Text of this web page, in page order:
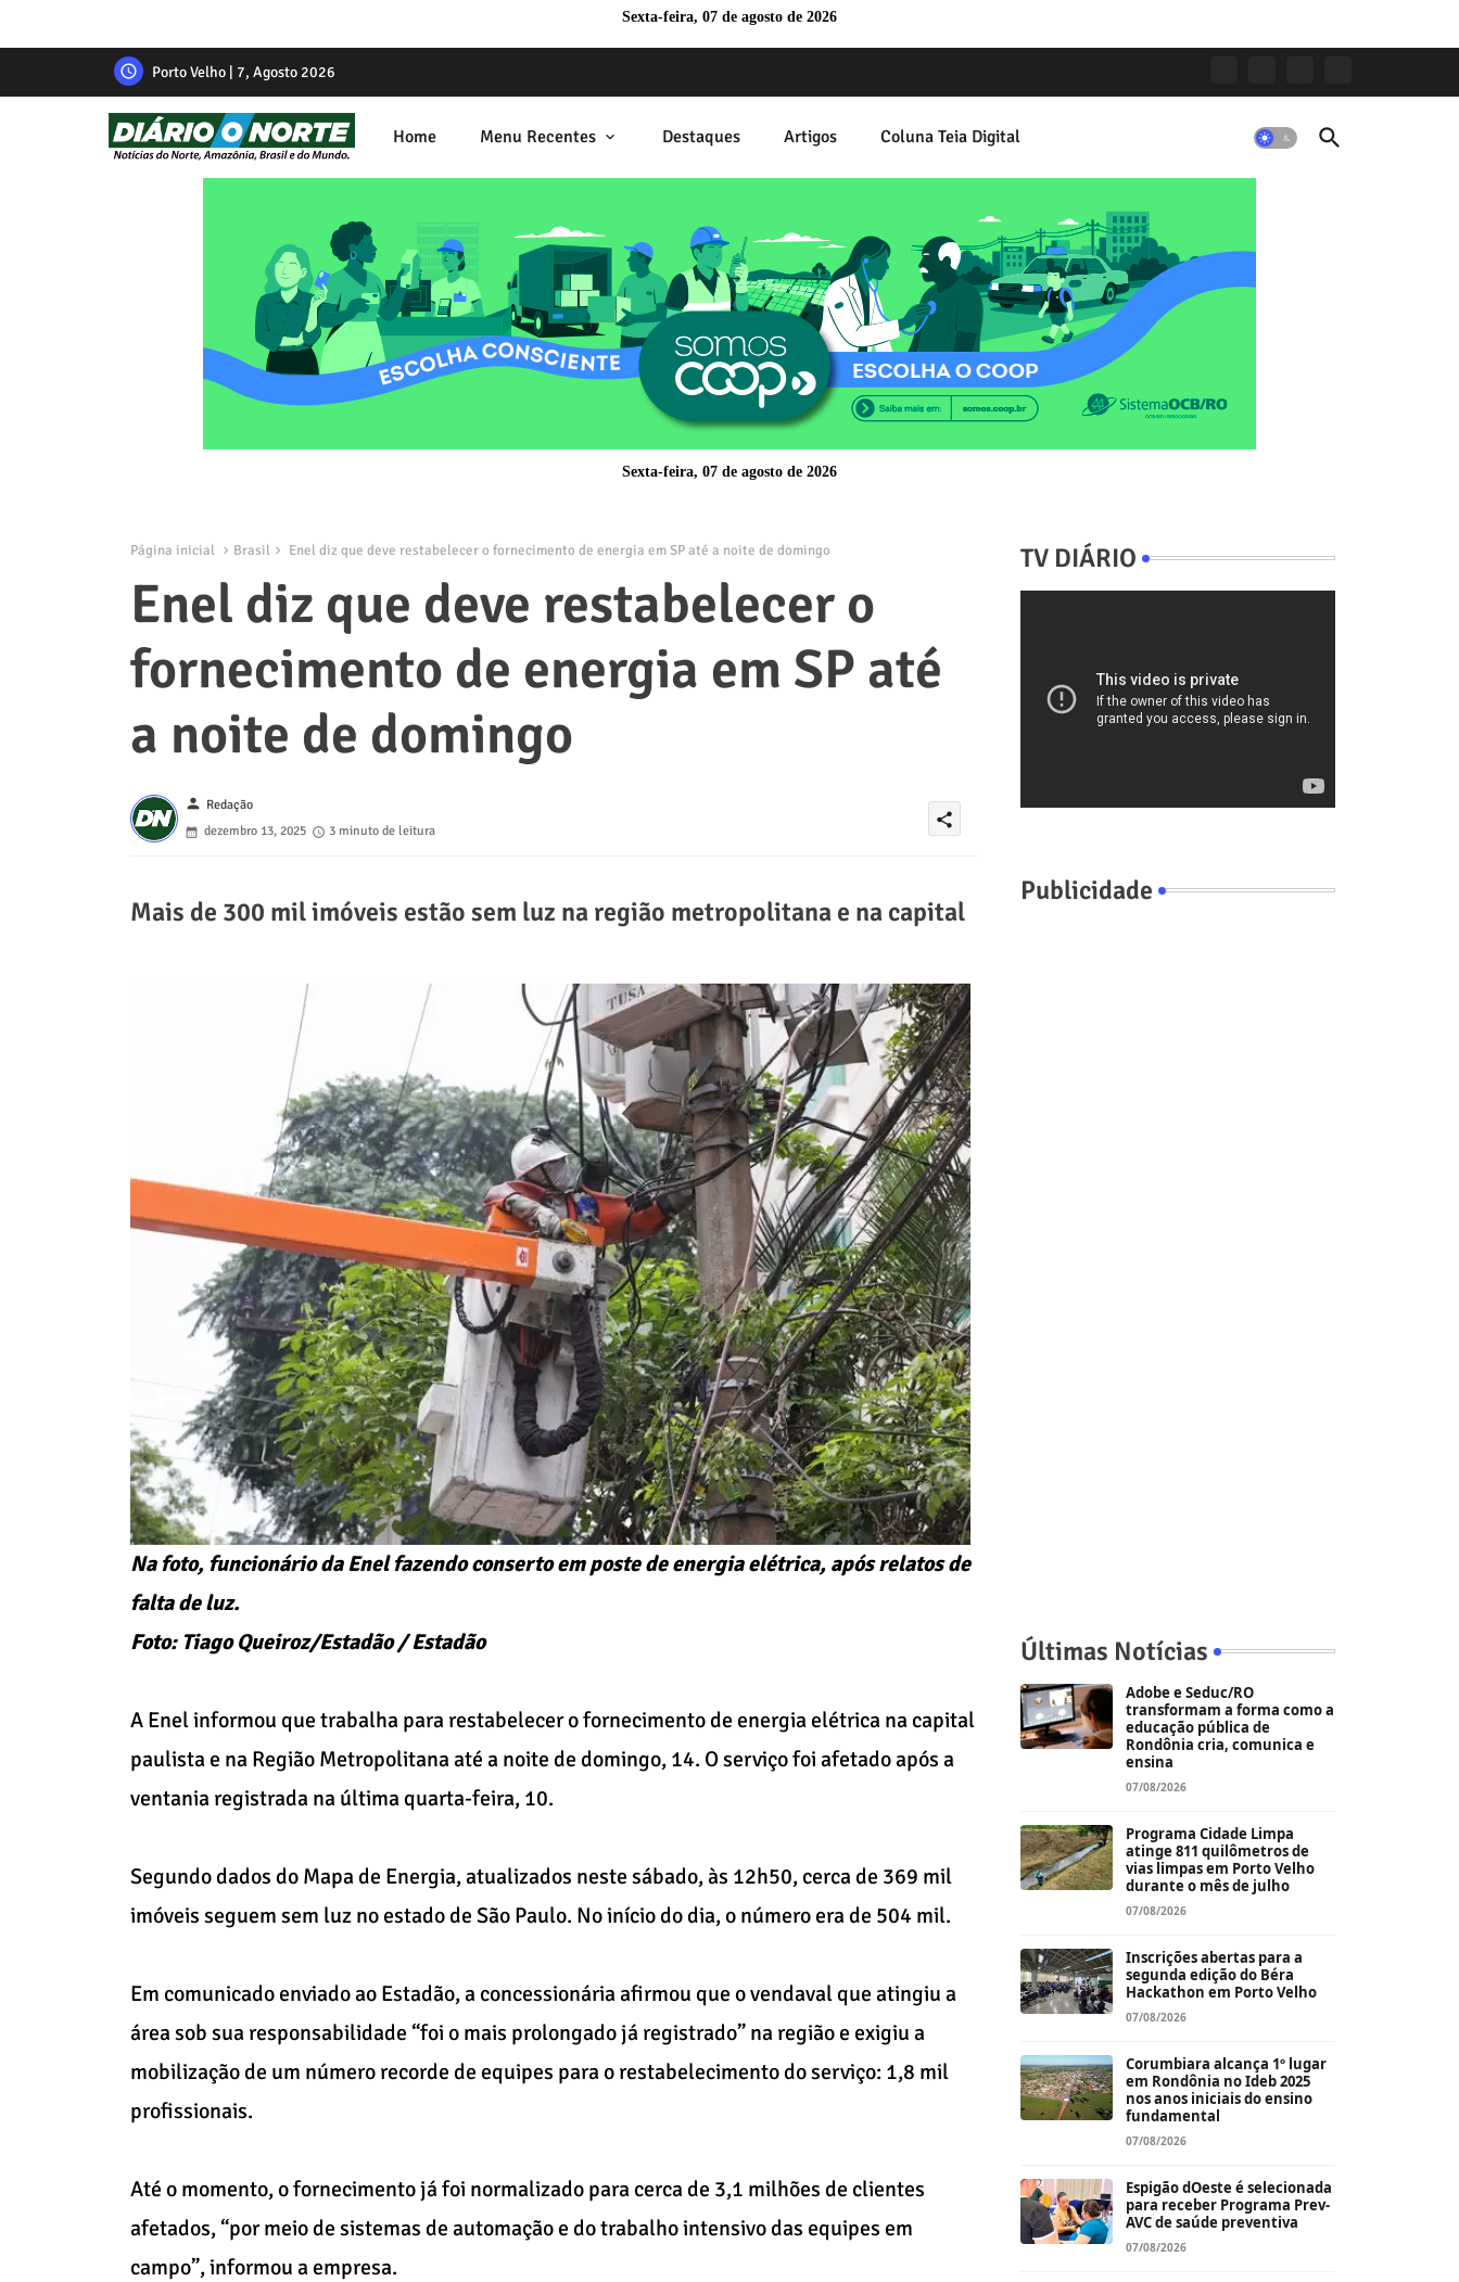
Sexta-feira, 07 de agosto de 2026
Porto Velho | 7, Agosto 2026
Home Menu Recentes Destaques Artigos Coluna Teia Digital
Sexta-feira, 07 de agosto de 2026
Página inicial Brasil Enel diz que deve restabelecer o fornecimento de energia em SP até a noite de domingo
Enel diz que deve restabelecer o
fornecimento de energia em SP até
a noite de domingo
person Redação
dezembro 13, 2025
3 minuto de leitura
share
Mais de 300 mil imóveis estão sem luz na região metropolitana e na capital
Na foto, funcionário da Enel fazendo conserto em poste de energia elétrica, após relatos de
falta de luz.
Foto: Tiago Queiroz/Estadão / Estadão
A Enel informou que trabalha para restabelecer o fornecimento de energia elétrica na capital
paulista e na Região Metropolitana até a noite de domingo, 14. O serviço foi afetado após a
ventania registrada na última quarta-feira, 10.
Segundo dados do Mapa de Energia, atualizados neste sábado, às 12h50, cerca de 369 mil
imóveis seguem sem luz no estado de São Paulo. No início do dia, o número era de 504 mil.
Em comunicado enviado ao Estadão, a concessionária afirmou que o vendaval que atingiu a
área sob sua responsabilidade “foi o mais prolongado já registrado” na região e exigiu a
mobilização de um número recorde de equipes para o restabelecimento do serviço: 1,8 mil
profissionais.
Até o momento, o fornecimento já foi normalizado para cerca de 3,1 milhões de clientes
afetados, “por meio de sistemas de automação e do trabalho intensivo das equipes em
campo”, informou a empresa.
TV DIÁRIO
Publicidade
Últimas Notícias
Adobe e Seduc/RO
transformam a forma como a
educação pública de
Rondônia cria, comunica e
ensina
07/08/2026
Programa Cidade Limpa
atinge 811 quilômetros de
vias limpas em Porto Velho
durante o mês de julho
07/08/2026
Inscrições abertas para a
segunda edição do Béra
Hackathon em Porto Velho
07/08/2026
Corumbiara alcança 1º lugar
em Rondônia no Ideb 2025
nos anos iniciais do ensino
fundamental
07/08/2026
Espigão dOeste é selecionada
para receber Programa Prev-
AVC de saúde preventiva
07/08/2026